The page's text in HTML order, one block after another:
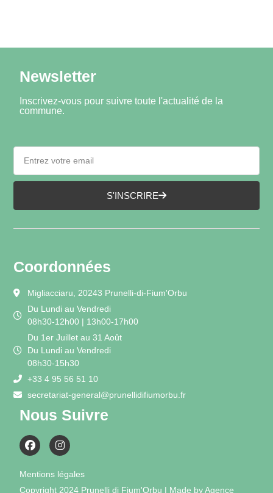
Newsletter
Inscrivez-vous pour suivre toute l'actualité de la
commune.
S'INSCRIRE
Coordonnées
Migliacciaru, 20243 Prunelli-di-Fium'Orbu
Du Lundi au Vendredi
08h30-12h00 | 13h00-17h00
Du 1er Juillet au 31 Août
Du Lundi au Vendredi
08h30-15h30
+33 4 95 56 51 10
secretariat-general@prunellidifiumorbu.fr
Nous Suivre
Mentions légales
Copyright 2024 Prunelli di Fium'Orbu | Made by Agence